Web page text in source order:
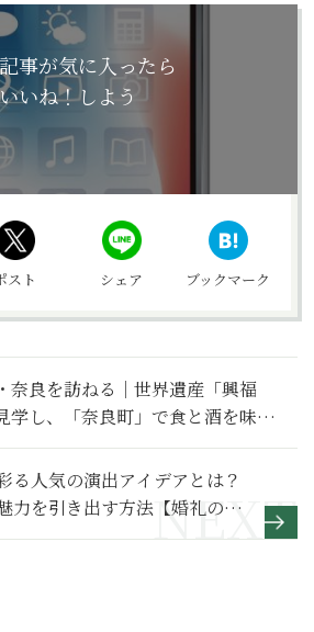
事が気に入ったら
いいね！しよう
スト シェア ブックマーク
奈良を訪ねる｜世界遺産「興福
学し、「奈良町」で食と酒を味わ
る人気の演出アイデアとは？
力を引き出す方法【婚礼の作